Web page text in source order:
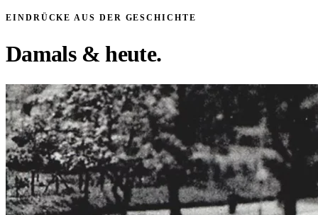
EINDRÜCKE AUS DER GESCHICHTE
Damals & heute.